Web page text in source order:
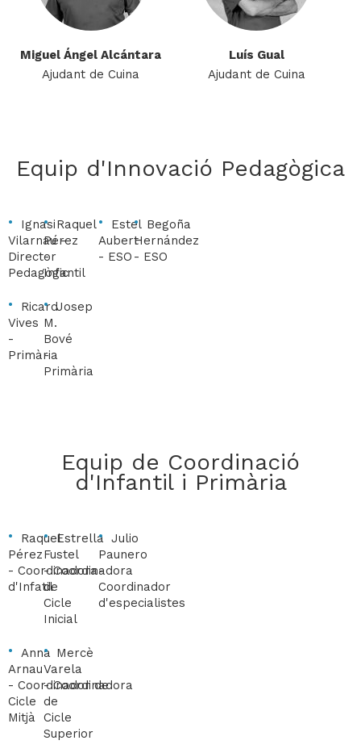
Miguel Ángel Alcántara
Ajudant de Cuina
Luís Gual
Ajudant de Cuina
Equip d'Innovació Pedagògica
Ignasi
Vilarnau -
Director
Pedagògic
Raquel
Pérez
-
Infantil
Ricard
Vives
-
Primària
Josep
M.
Bové
-
Primària
Estel
Aubert
- ESO
Begoña
Hernández
- ESO
Equip de Coordinació
d'Infantil i Primària
Raquel
Pérez
- Coordinadora
d'Infatil
Estrella
Fustel
-Coordinadora
de
Cicle
Inicial
Anna
Arnau
- Coordinador de
Cicle
Mitjà
Mercè
Varela
-Coordinadora
de
Cicle
Superior
Julio
Paunero
-
Coordinador
d'especialistes